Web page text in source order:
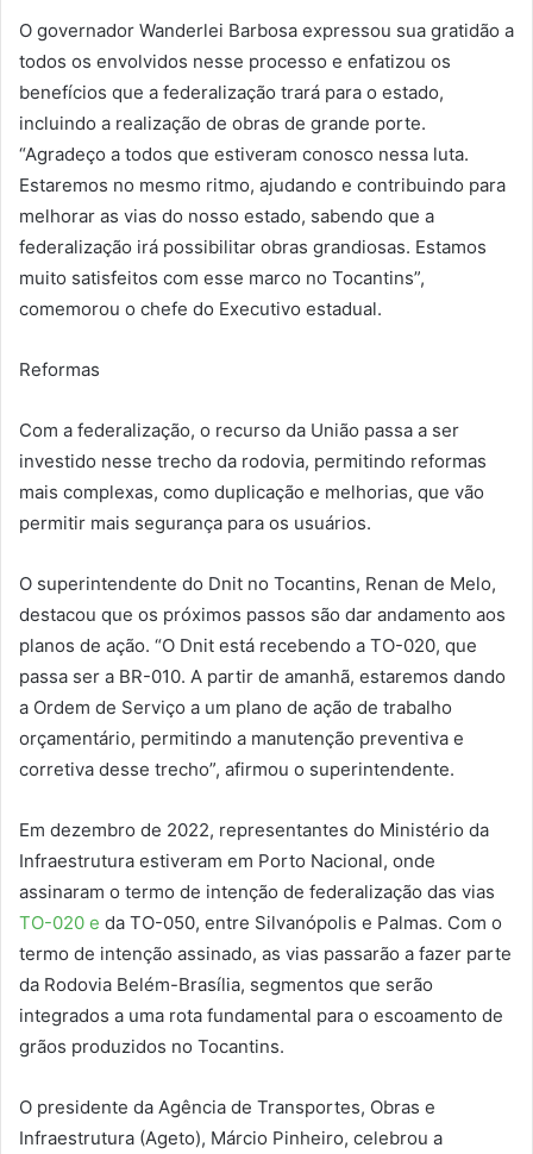
O governador Wanderlei Barbosa expressou sua gratidão a
todos os envolvidos nesse processo e enfatizou os
benefícios que a federalização trará para o estado,
incluindo a realização de obras de grande porte.
“Agradeço a todos que estiveram conosco nessa luta.
Estaremos no mesmo ritmo, ajudando e contribuindo para
melhorar as vias do nosso estado, sabendo que a
federalização irá possibilitar obras grandiosas. Estamos
muito satisfeitos com esse marco no Tocantins”,
comemorou o chefe do Executivo estadual.
Reformas
Com a federalização, o recurso da União passa a ser
investido nesse trecho da rodovia, permitindo reformas
mais complexas, como duplicação e melhorias, que vão
permitir mais segurança para os usuários.
O superintendente do Dnit no Tocantins, Renan de Melo,
destacou que os próximos passos são dar andamento aos
planos de ação. “O Dnit está recebendo a TO-020, que
passa ser a BR-010. A partir de amanhã, estaremos dando
a Ordem de Serviço a um plano de ação de trabalho
orçamentário, permitindo a manutenção preventiva e
corretiva desse trecho”, afirmou o superintendente.
Em dezembro de 2022, representantes do Ministério da
Infraestrutura estiveram em Porto Nacional, onde
assinaram o termo de intenção de federalização das vias
TO-020 e da TO-050, entre Silvanópolis e Palmas. Com o
termo de intenção assinado, as vias passarão a fazer parte
da Rodovia Belém-Brasília, segmentos que serão
integrados a uma rota fundamental para o escoamento de
grãos produzidos no Tocantins.
O presidente da Agência de Transportes, Obras e
Infraestrutura (Ageto), Márcio Pinheiro, celebrou a